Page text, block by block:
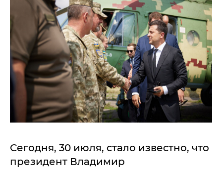
Сегодня, 30 июля, стало известно, что
президент Владимир